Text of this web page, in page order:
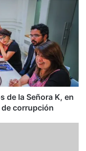
de la Señora K, en
corrupción